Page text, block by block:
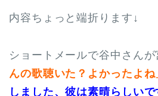
内容ちょっと端折ります↓
ショートメールで谷中さんが
んの歌聴いた？よかったよね
しました、彼は素晴らしいで